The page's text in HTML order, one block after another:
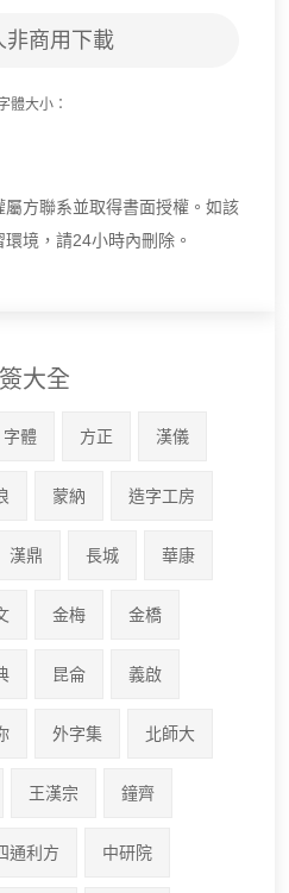
非商用下載
體大小：
方聯系並取得書面授權。如該
境，請24小時內刪除。
大全
字體 方正 漢儀
蒙納 造字工房
漢鼎 長城 華康
金梅 金橋
昆侖 義啟
外字集 北師大
王漢宗 鐘齊
通利方 中研院